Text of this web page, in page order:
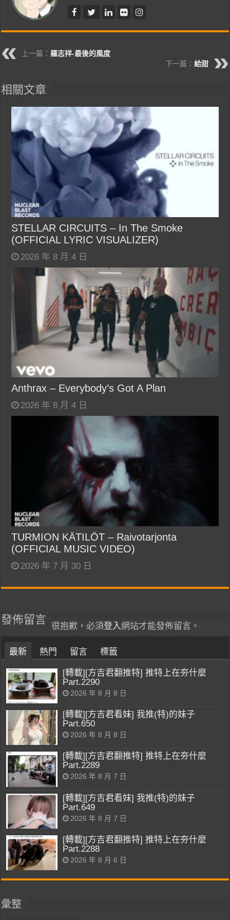
上一篇： 羅志祥-最後的風度
下一篇： 給甜
相關文章
STELLAR CIRCUITS – In The Smoke
(OFFICIAL LYRIC VISUALIZER)
2026 年 8 月 4 日
Anthrax – Everybody’s Got A Plan
2026 年 8 月 4 日
TURMION KÄTILÖT – Raivotarjonta
(OFFICIAL MUSIC VIDEO)
2026 年 7 月 30 日
發佈留言
很抱歉，必須登入網站才能發佈留言。
最新 熱門 留言 標籤
[轉載][方吉君翻推特] 推特上在夯什麼
Part.2290
2026 年 8 月 8 日
[轉載][方吉君看妹] 我推(特)的妹子
Part.650
2026 年 8 月 8 日
[轉載][方吉君翻推特] 推特上在夯什麼
Part.2289
2026 年 8 月 7 日
[轉載][方吉君看妹] 我推(特)的妹子
Part.649
2026 年 8 月 7 日
[轉載][方吉君翻推特] 推特上在夯什麼
Part.2288
2026 年 8 月 6 日
彙整